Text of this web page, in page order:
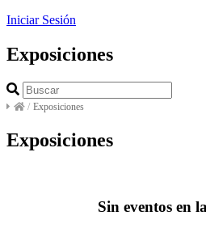
Iniciar Sesión
Exposiciones
/ Exposiciones
Exposiciones
Sin eventos en